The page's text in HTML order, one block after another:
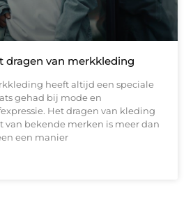
dragen van merkkleding
heeft altijd een speciale
gehad bij mode en
Het dragen van kleding
van bekende merken is meer dan
een manier